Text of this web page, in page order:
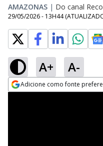
AMAZONAS | Do canal
29/05/2026 - 13H44
A+ A-
Adicione como fonte